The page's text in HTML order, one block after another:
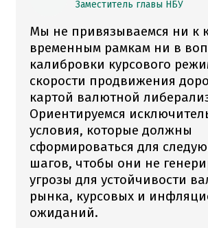
Заместитель главы НБУ
Мы не привязываемся ни к
временным рамкам ни в
калибровки курсового
скорости продвижения
картой валютной
Ориентируемся
условия, которые должны
сформироваться для
шагов, чтобы они не
угрозы для устойчивости
рынка, курсовых и
ожиданий.